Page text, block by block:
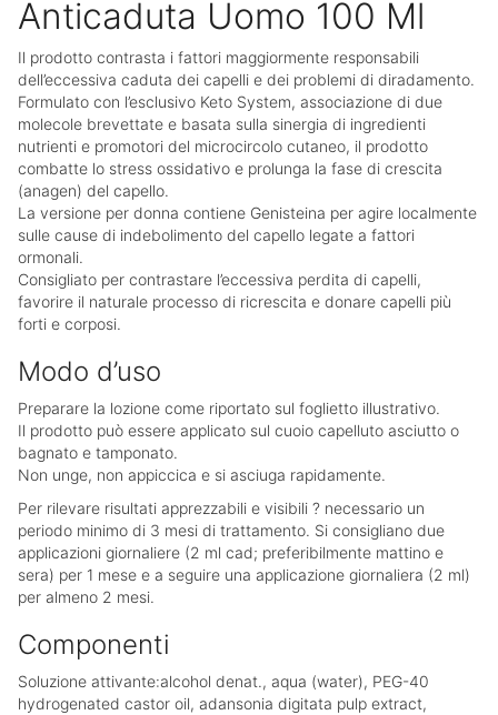
Anticaduta Uomo 100 Ml
Il prodotto contrasta i fattori maggiormente responsabili
dell’eccessiva caduta dei capelli e dei problemi di diradamento.
Formulato con l’esclusivo Keto System, associazione di due
molecole brevettate e basata sulla sinergia di ingredienti
nutrienti e promotori del microcircolo cutaneo, il prodotto
combatte lo stress ossidativo e prolunga la fase di crescita
(anagen) del capello.
La versione per donna contiene Genisteina per agire localmente
sulle cause di indebolimento del capello legate a fattori
ormonali.
Consigliato per contrastare l’eccessiva perdita di capelli,
favorire il naturale processo di ricrescita e donare capelli più
forti e corposi.
Modo d’uso
Preparare la lozione come riportato sul foglietto illustrativo.
Il prodotto può essere applicato sul cuoio capelluto asciutto o
bagnato e tamponato.
Non unge, non appiccica e si asciuga rapidamente.
Per rilevare risultati apprezzabili e visibili ? necessario un
periodo minimo di 3 mesi di trattamento. Si consigliano due
applicazioni giornaliere (2 ml cad; preferibilmente mattino e
sera) per 1 mese e a seguire una applicazione giornaliera (2 ml)
per almeno 2 mesi.
Componenti
Soluzione attivante:alcohol denat., aqua (water), PEG-40
hydrogenated castor oil, adansonia digitata pulp extract,